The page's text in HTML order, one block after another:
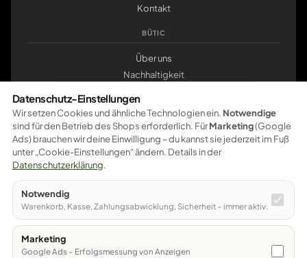
Kontakt
BÜTIC
Über uns
Nachhaltigkeit
klemmbrett.de
Pay Pal VISA mastercard amazonpay
Google Pay
Sichere Bezahlung – weitere Zahlungsarten werden schrittweise
freigeschaltet.
© 2026 Bütic GmbH · Bahnhofstraße 12 · 07381 Pößneck
Datenschutz-Einstellungen
Wir setzen Cookies und ähnliche Technologien ein. Notwendige
sind für den Betrieb des Shops erforderlich. FürMarketing(Google
Ads) brauchen wir deine Einwilligung – du kannst sie jederzeit im Fuß
unter „Cookie-Einstellungen“ ändern. Details in der
Datenschutzerklärung.
Notwendig
Warenkorb, Kasse, Zahlungsabwicklung, Sicherheit – immer aktiv.
Marketing
Google Ads – Erfolgsmessung von Anzeigen